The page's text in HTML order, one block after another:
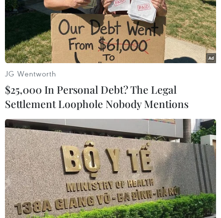
quận Gò Vấp, từng làm tiếp viên hàng không và đã
nghỉ việc từ ngày 5/10/2022, điều hành.
Phá đường dây mua bán người dưới 16
JG Wentworth
$25,000 In Personal Debt? The Legal
Settlement Loophole Nobody Mentions